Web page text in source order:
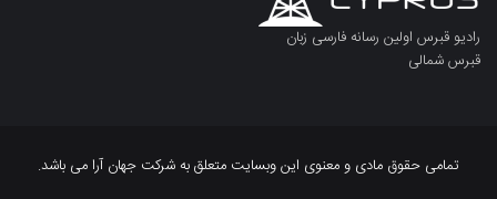
رادیو قبرس اولین رسانه فارسی زبان
قبرس شمالی
تمامی حقوق مادی و معنوی این وبسایت متعلق به شرکت جهان آرا می باشد.